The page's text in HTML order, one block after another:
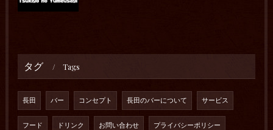
タグ Tags
長田 バー コンセプト 長田のバーについて サービス
フード ドリンク お問い合わせ プライバシーポリシー